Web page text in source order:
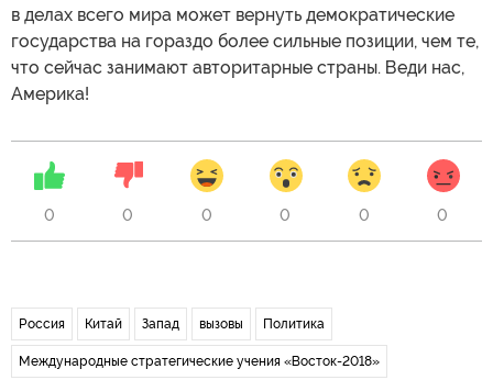
в делах всего мира может вернуть демократические
государства на гораздо более сильные позиции, чем те,
что сейчас занимают авторитарные страны. Веди нас,
Америка!
0 0 0 0 0 0
Россия Китай Запад вызовы Политика
Международные стратегические учения «Восток-2018»